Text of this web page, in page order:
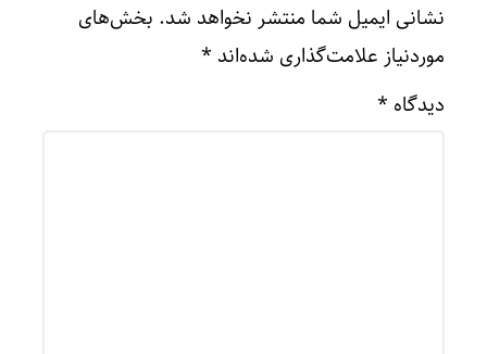
نشانی ایمیل شما منتشر نخواهد شد. بخش‌های
موردنیاز علامت‌گذاری شده‌اند *
دیدگاه *